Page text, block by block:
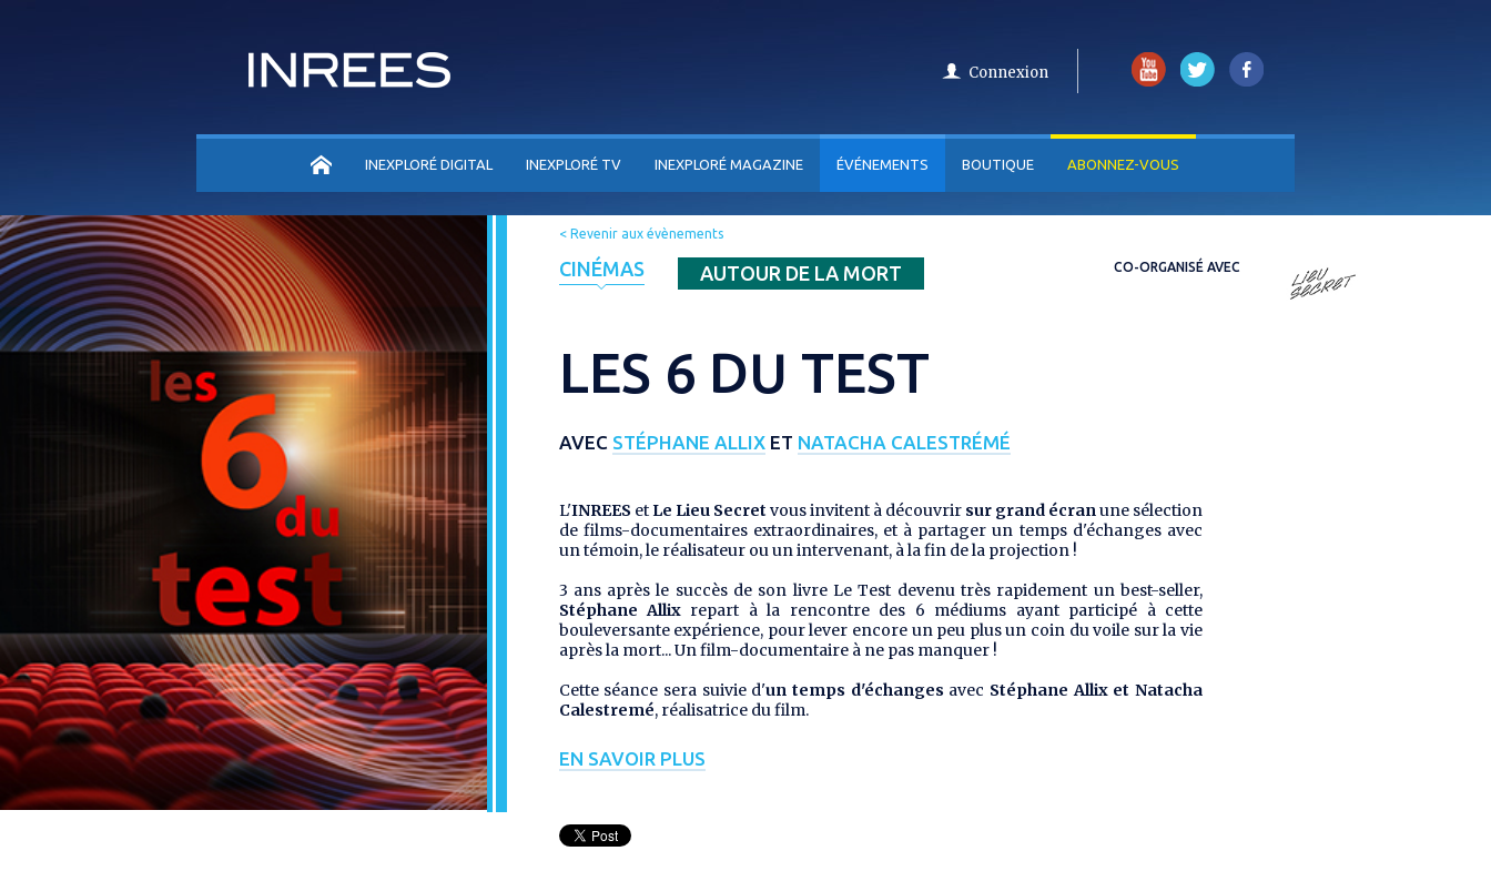
Connexion
ACCUEILINEXPLORÉ DIGITAL INEXPLORÉ TV INEXPLORÉ MAGAZINE ÉVÉNEMENTS BOUTIQUE ABONNEZ-VOUS
< Revenir aux évènements
CINÉMAS AUTOUR DE LA MORT
LES 6 DU TEST
CO-ORGANISÉ AVEC
AVEC STÉPHANE ALLIXET NATACHA CALESTRÉMÉ
L'INREES et Le Lieu Secret vous invitent à découvrirsur grand écranune sélection
de films-documentaires extraordinaires, et à partager un temps d'échanges avec
un témoin, le réalisateur ou un intervenant, à la fin de la projection !
3 ans après le succès de son livreLe Test devenu très rapidement un best-seller,
Stéphane Allix repart à la rencontre des 6 médiums ayant participé à cette
bouleversante expérience, pour lever encore un peu plus un coin du voile sur la vie
après la mort... Un film-documentaire à ne pas manquer !
Cette séance sera suivie d'un temps d'échanges avec Stéphane Allix et Natacha
Calestremé, réalisatrice du film.
EN SAVOIR PLUS